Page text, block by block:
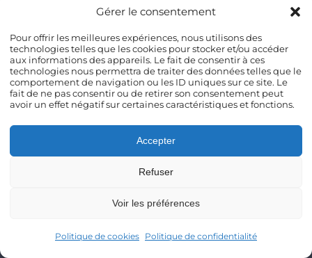
Gérer le consentement
Pour offrir les meilleures expériences, nous utilisons des
technologies telles que les cookies pour stocker et/ou accéder
aux informations des appareils. Le fait de consentir à ces
technologies nous permettra de traiter des données telles que le
comportement de navigation ou les ID uniques sur ce site. Le
fait de ne pas consentir ou de retirer son consentement peut
avoir un effet négatif sur certaines caractéristiques et fonctions.
Accepter
Refuser
Voir les préférences
Politique de cookies Politique de confidentialité